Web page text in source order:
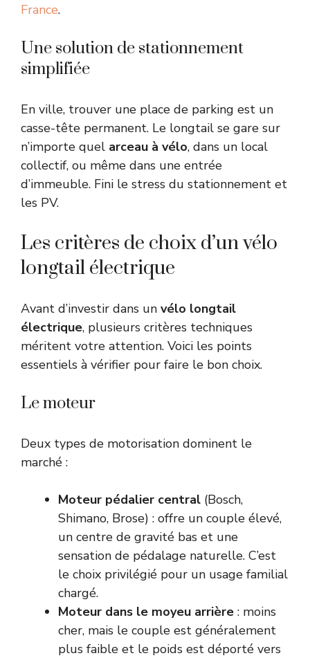
France.
Une solution de stationnement
simplifiée
En ville, trouver une place de parking est un
casse-tête permanent. Le longtail se gare sur
n’importe quel arceau à vélo, dans un local
collectif, ou même dans une entrée
d’immeuble. Fini le stress du stationnement et
les PV.
Les critères de choix d’un vélo
longtail électrique
Avant d’investir dans un vélo longtail
électrique, plusieurs critères techniques
méritent votre attention. Voici les points
essentiels à vérifier pour faire le bon choix.
Le moteur
Deux types de motorisation dominent le
marché :
Moteur pédalier central (Bosch,
Shimano, Brose) : offre un couple élevé,
un centre de gravité bas et une
sensation de pédalage naturelle. C’est
le choix privilégié pour un usage familial
chargé.
Moteur dans le moyeu arrière : moins
cher, mais le couple est généralement
plus faible et le poids est déporté vers